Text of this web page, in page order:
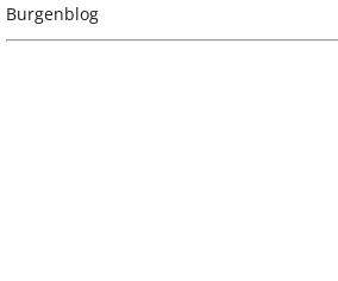
Burgenblog